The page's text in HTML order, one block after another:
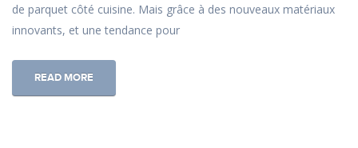
de parquet côté cuisine. Mais grâce à des nouveaux matériaux
innovants, et une tendance pour
READ MORE